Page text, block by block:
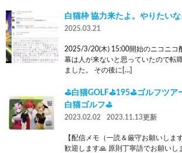
白猫枠 協力来たよ。やりたいな
2025.03.21
2025/3/20(木) 15:00開始のニコニコ
幕は人が来ないと思っていたので転
ました。 その後に[…]
⛳白猫GOLF⛳195⛳ゴルフツ
白猫ゴルフ⛳
2023.02.02 2023.11.13更新
【配信メモ（一読＆厳守お願いしま
歓迎します🙏 原則丁寧語でお願いし